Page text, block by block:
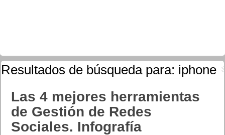
Resultados de búsqueda para: iphone
Las 4 mejores herramientas
de Gestión de Redes
Sociales. Infografía